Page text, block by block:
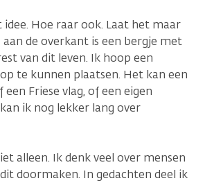
Hoe raar ook. Laat het maar
aan de overkant is een bergje met
van dit leven. Ik hoop een
te kunnen plaatsen. Het kan een
een Friese vlag, of een eigen
ik nog lekker lang over
alleen. Ik denk veel over mensen
doormaken. In gedachten deel ik